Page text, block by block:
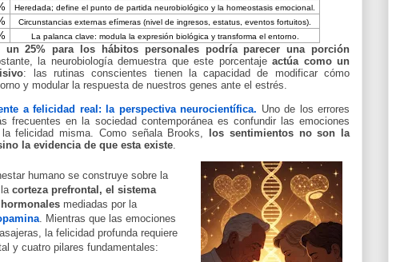
Heredada; define el punto de partida neurobiológico y la homeostasis emocional.
Circunstancias externas efímeras (nivel de ingresos, estatus, eventos fortuitos).
La palanca clave: modula la expresión biológica y transforma el entorno.
un 25% para los hábitos personales podría parecer una porción
la neurobiología demuestra que este porcentajeactúa como un
: las rutinas conscientes tienen la capacidad de modificar cómo
y modular la respuesta de nuestros genes ante el estrés.
a felicidad real: la perspectiva neurocientífica. Uno de los errores
frecuentes en la sociedad contemporánea es confundir las emociones
felicidad misma. Como señala Brooks,
los sentimientos no son la
la evidencia de que esta existe.
humano se construye sobre la
corteza prefrontal, el sistema
mediadas por la
. Mientras que las emociones
la felicidad profunda requiere
y cuatro pilares fundamentales: